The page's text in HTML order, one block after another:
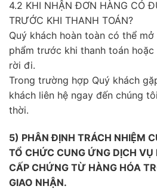
4.2 KHI NHẬN ĐƠN HÀNG CÓ
TRƯỚC KHI THANH TOÁN?
Quý khách hoàn toàn có thể
phẩm trước khi thanh toán
rời đi.
Trong trường hợp Quý khách
khách liên hệ ngay đến chúng
thời.
5) PHÂN ĐỊNH TRÁCH NHIỆM
TỔ CHỨC CUNG ỨNG DỊCH VỤ
CẤP CHỨNG TỪ HÀNG HÓA
GIAO NHẬN.